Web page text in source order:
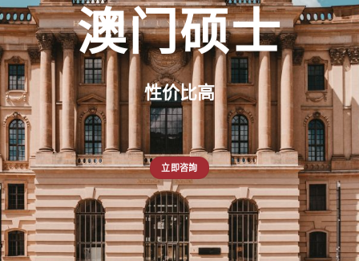
澳门硕士
性价比高
立即咨詢